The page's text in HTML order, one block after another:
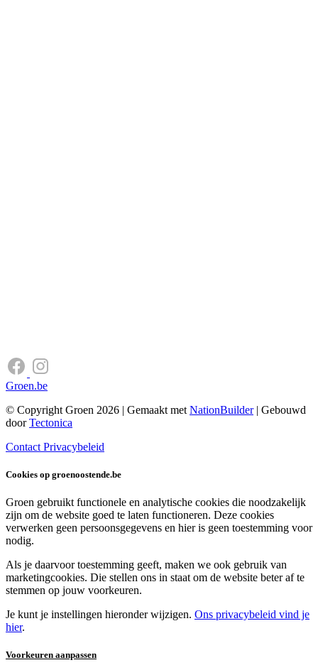
Groen.be
© Copyright Groen 2026 | Gemaakt met NationBuilder| Gebouwd
doorTectonica
Contact Privacybeleid
Cookies op groenoostende.be
Groen gebruikt functionele en analytische cookies die noodzakelijk
zijn om de website goed te laten functioneren. Deze cookies
verwerken geen persoonsgegevens en hier is geen toestemming voor
nodig.
Als je daarvoor toestemming geeft, maken we ook gebruik van
marketingcookies. Die stellen ons in staat om de website beter af te
stemmen op jouw voorkeuren.
Je kunt je instellingen hieronder wijzigen. Ons privacybeleid vind je
hier.
Voorkeuren aanpassen